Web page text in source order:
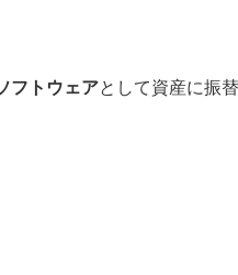
フトウェアとして資産に振替